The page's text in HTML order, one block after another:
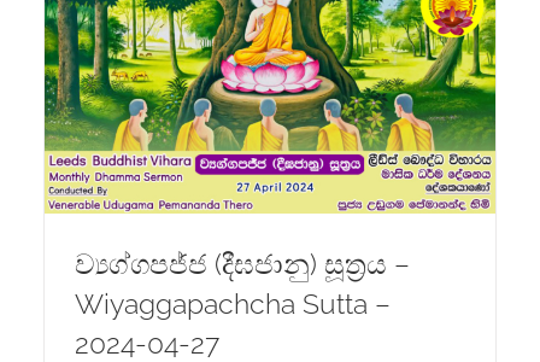
ව්‍යග්ගපජ්ජ (දීඝජානු) සූත්‍රය –
Wiyaggapachcha Sutta –
2024-04-27